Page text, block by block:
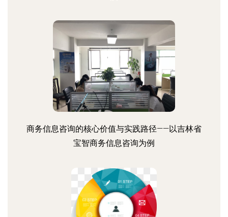
商务信息咨询的核心价值与实践路径——以吉林省
宝智商务信息咨询为例